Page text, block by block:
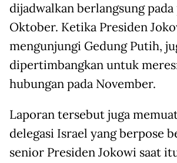
dijadwalkan berlangsung
Oktober. Ketika Presiden
mengunjungi Gedung Putih,
dipertimbangkan untuk
hubungan pada November.
Laporan tersebut juga
delegasi Israel yang berpose
senior Presiden Jokowi saat